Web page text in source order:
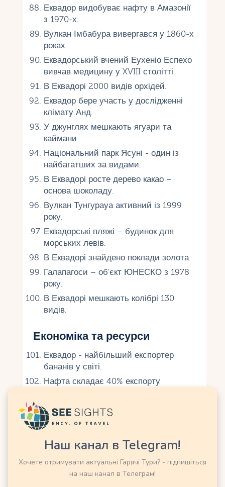
Еквадор видобуває нафту в Амазонії
з 1970-х.
Вулкан Імбабура вивергався у 1860-х
роках.
Еквадорський вчений Еухеніо Еспехо
вивчав медицину у XVIII столітті.
В Еквадорі 2000 видів орхідей.
Еквадор бере участь у дослідженні
клімату Анд.
У джунглях мешкають ягуари та
каймани.
Національний парк Ясуні - один із
найбагатших за видами.
В Еквадорі росте дерево какао –
основа шоколаду.
Вулкан Тунгурауа активний із 1999
року.
Еквадорські пляжі – будинок для
морських левів.
В Еквадорі знайдено поклади золота.
Галапагоси – об'єкт ЮНЕСКО з 1978
року.
В Еквадорі мешкають колібрі 130
видів.
Економіка та ресурси
Еквадор - найбільший експортер
бананів у світі.
Нафта складає 40% експорту
Еквадор експортує 300 000 тонн какао
щорічно.
приносить 10% доходів.
Еквадор - другий виробник троянд у
Наш канал в Telegram!
Хочете отримувати актуальні Гарячі Тури? - підпишіться
на наш канал в Телеграм!